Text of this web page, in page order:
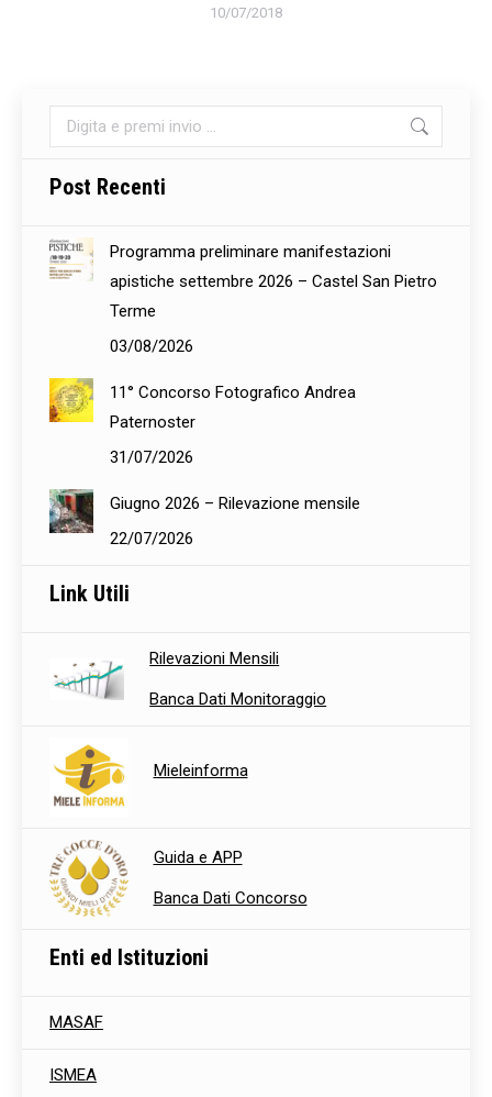
10/07/2018
Cerca:
Post Recenti
Programma preliminare manifestazioni
apistiche settembre 2026 – Castel San Pietro
Terme
03/08/2026
11° Concorso Fotografico Andrea
Paternoster
31/07/2026
Giugno 2026 – Rilevazione mensile
22/07/2026
Link Utili
Rilevazioni Mensili
Banca Dati Monitoraggio
Mieleinforma
Guida e APP
Banca Dati Concorso
Enti ed Istituzioni
MASAF
ISMEA